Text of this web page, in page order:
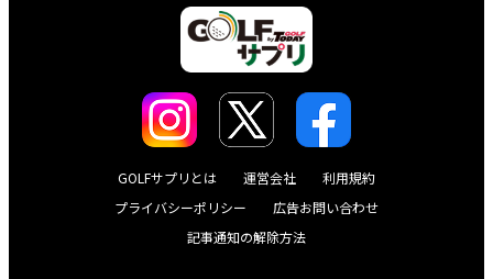
GOLFサプリとは 運営会社
利用規約
プライバシーポリシー
広告お問い合わせ
記事通知の解除方法